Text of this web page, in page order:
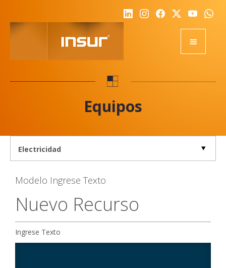
NOTICIAS
NOSOTROS
Equipos
Modelo Ingrese Texto
Nuevo Recurso
Ingrese Texto